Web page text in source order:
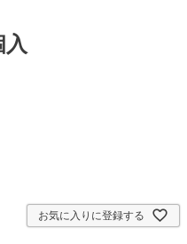
お気に入りに登録する